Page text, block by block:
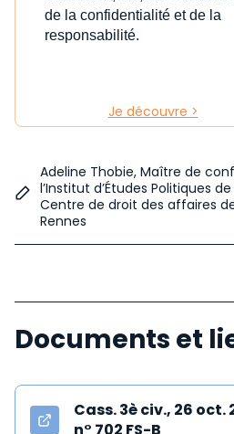
de la confidentialité et de la
responsabilité.
Je découvre >
Adeline Thobie, Maître de
l’Institut d’Études Politiques
Centre de droit des affaires
Rennes
Documents et
Cass. 3è civ., 26 oct.